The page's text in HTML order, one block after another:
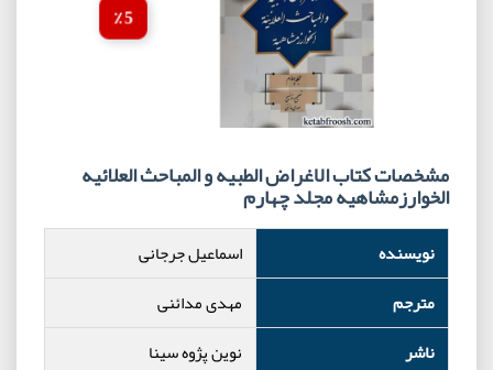
5 ٪
مشخصات کتاب الاغراض الطبیه و المباحث العلائیه
الخوارزمشاهیه مجلد چهارم
نویسنده
اسماعیل جرجانی
مترجم
مهدی مدائنی
ناشر
نوین پژوه سینا